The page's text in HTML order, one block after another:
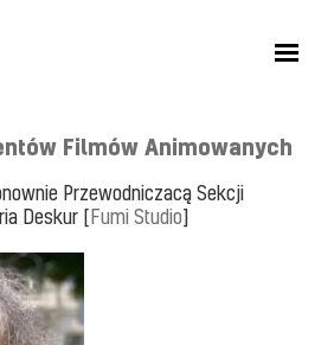
Filmów Animowanych
Przewodniczacą Sekcji
Deskur [Fumi Studio]